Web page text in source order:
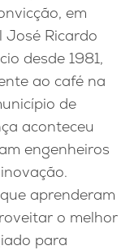
em
Ricardo
desde 1981,
ao café na
de
aconteceu
engenheiros
aprenderam
o melhor
para